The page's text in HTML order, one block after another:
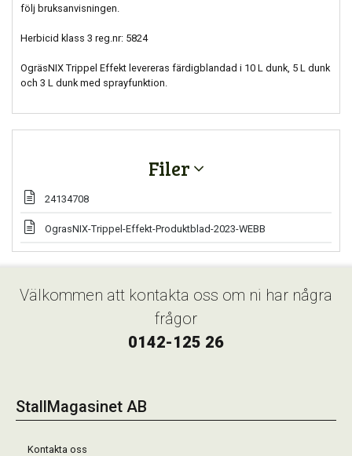
följ bruksanvisningen.
Herbicid klass 3 reg.nr: 5824
OgräsNIX Trippel Effekt levereras färdigblandad i 10 L dunk, 5 L dunk
och 3 L dunk med sprayfunktion.
Filer
24134708
OgrasNIX-Trippel-Effekt-Produktblad-2023-WEBB
Välkommen att kontakta oss om ni har några
frågor
0142-125 26
StallMagasinet AB
Kontakta oss